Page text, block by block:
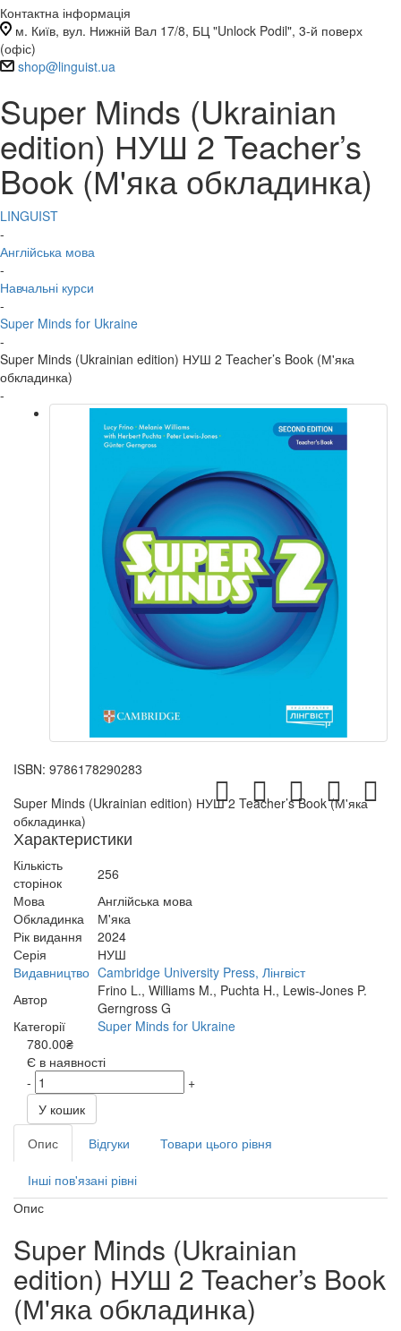
Контактна інформація
м. Київ, вул. Нижній Вал 17/8, БЦ "Unlock Podil", 3-й поверх
(офіс)
shop@linguist.ua
Super Minds (Ukrainian
edition) НУШ 2 Teacher’s
Book (М'яка обкладинка)
LINGUIST
-
Англійська мова
-
Навчальні курси
-
Super Minds for Ukraine
-
Super Minds (Ukrainian edition) НУШ 2 Teacher’s Book (М'яка
обкладинка)
-
ISBN: 9786178290283
Super Minds (Ukrainian edition) НУШ 2 Teacher’s Book (М'яка
обкладинка)
Характеристики
Кількість
сторінок
256
Мова
Англійська мова
Обкладинка
М'яка
Рік видання
2024
Серія
НУШ
Видавництво Cambridge University Press, Лінгвіст
Автор
Frino L., Williams M., Puchta H., Lewis-Jones P.
Gerngross G
Категорії
Super Minds for Ukraine
780.00₴
Є в наявності
-
+
У кошик
Опис
Відгуки Товари цього рівня
Інші пов'язані рівні
Опис
Super Minds (Ukrainian
edition) НУШ 2 Teacher’s Book
(М'яка обкладинка)